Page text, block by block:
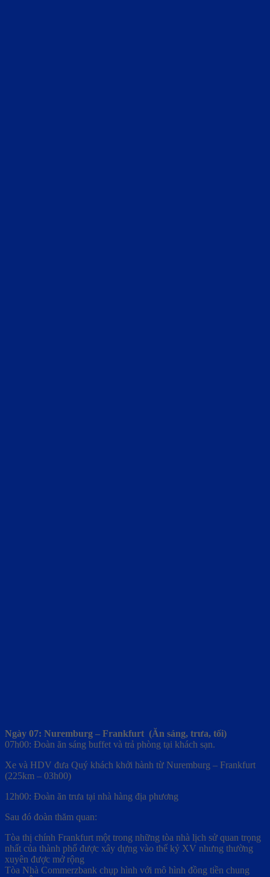
Ngày 07: Nuremburg – Frankfurt (Ăn sáng, trưa, tối)
07h00: Đoàn ăn sáng buffet và trả phòng tại khách sạn.
Xe và HDV đưa Quý khách khởi hành từ Nuremburg – Frankfurt
(225km – 03h00)
12h00: Đoàn ăn trưa tại nhà hàng địa phương
Sau đó đoàn thăm quan:
Tòa thị chính Frankfurt một trong những tòa nhà lịch sử quan trọng
nhất của thành phố được xây dựng vào thế kỷ XV nhưng thường
xuyên được mở rộng
Tòa Nhà Commerzbank chụp hình với mô hình đồng tiền chung